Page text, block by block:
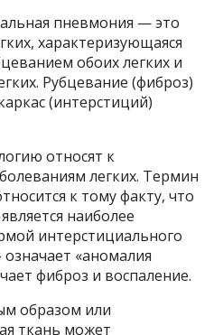
пневмония — это
характеризующаяся
обоих легких и
Рубцевание (фиброз)
(интерстиций)
относят к
легких. Термин
к тому факту, что
наиболее
интерстициального
«аномалия
фиброз и воспаление.
образом или
ткань может